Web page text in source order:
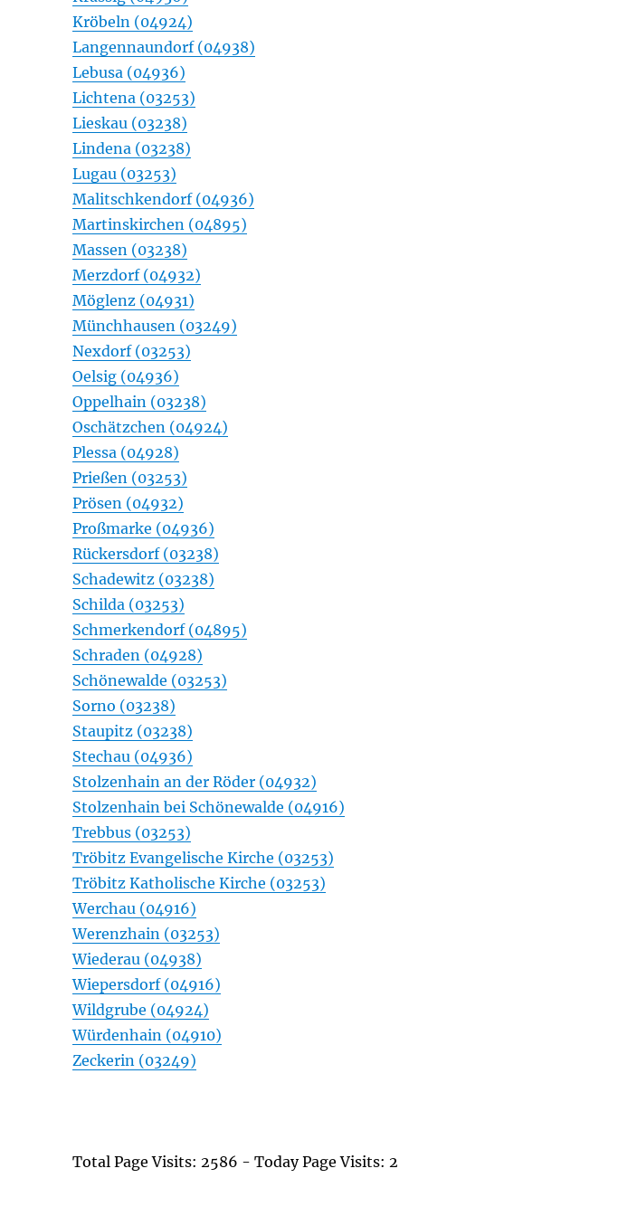
Kröbeln (04924)
Langennaundorf (04938)
Lebusa (04936)
Lichtena (03253)
Lieskau (03238)
Lindena (03238)
Lugau (03253)
Malitschkendorf (04936)
Martinskirchen (04895)
Massen (03238)
Merzdorf (04932)
Möglenz (04931)
Münchhausen (03249)
Nexdorf (03253)
Oelsig (04936)
Oppelhain (03238)
Oschätzchen (04924)
Plessa (04928)
Prießen (03253)
Prösen (04932)
Proßmarke (04936)
Rückersdorf (03238)
Schadewitz (03238)
Schilda (03253)
Schmerkendorf (04895)
Schraden (04928)
Schönewalde (03253)
Sorno (03238)
Staupitz (03238)
Stechau (04936)
Stolzenhain an der Röder (04932)
Stolzenhain bei Schönewalde (04916)
Trebbus (03253)
Tröbitz Evangelische Kirche (03253)
Tröbitz Katholische Kirche (03253)
Werchau (04916)
Werenzhain (03253)
Wiederau (04938)
Wiepersdorf (04916)
Wildgrube (04924)
Würdenhain (04910)
Zeckerin (03249)
Total Page Visits: 2586 - Today Page Visits: 2